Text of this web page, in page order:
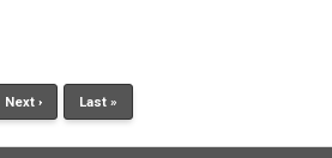
Next › Last »